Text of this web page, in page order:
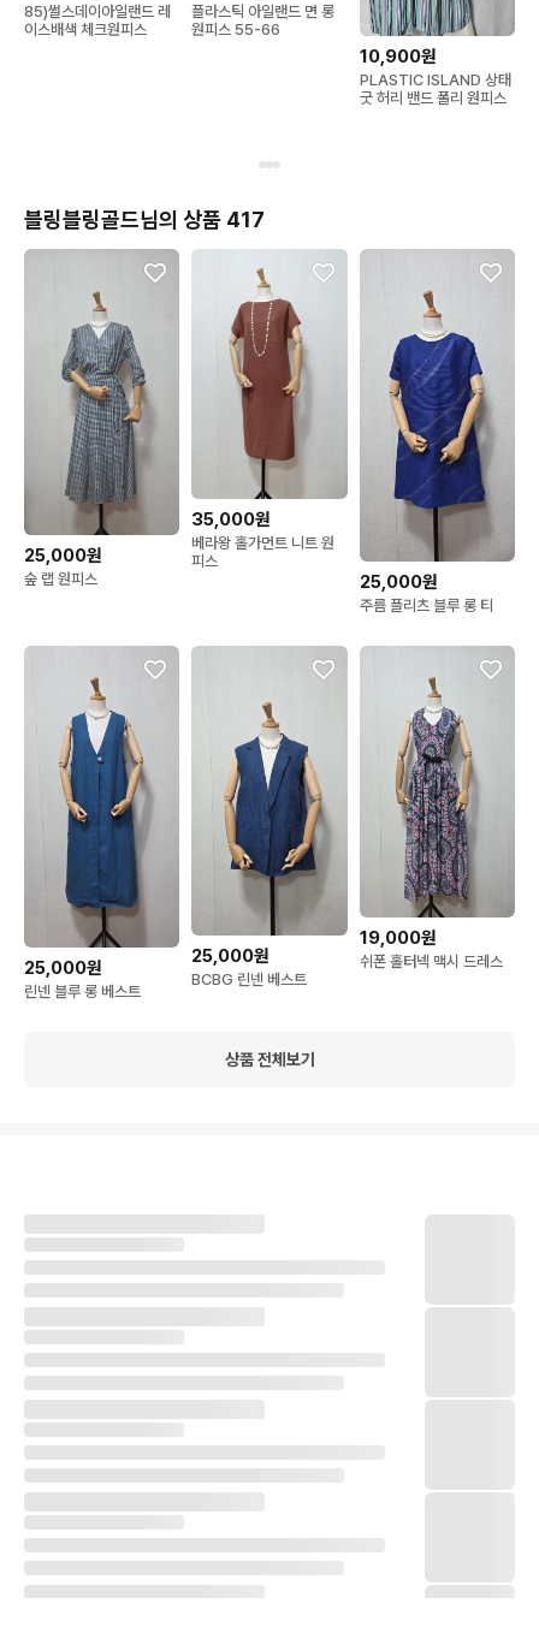
85)썰스데이아일랜드 레
이스배색 체크원피스
플라스틱 아일랜드 면 롱
원피스 55-66
10,900원
PLASTIC ISLAND 상태
굿 허리 밴드 폴리 원피스
블링블링골드님의 상품 417
25,000원
숲 랩 원피스
35,000원
베라왕 홀가먼트 니트 원
피스
25,000원
주름 플리츠 블루 롱 티
25,000원
린넨 블루 롱 베스트
25,000원
BCBG 린넨 베스트
19,000원
쉬폰 홀터넥 맥시 드레스
상품 전체보기